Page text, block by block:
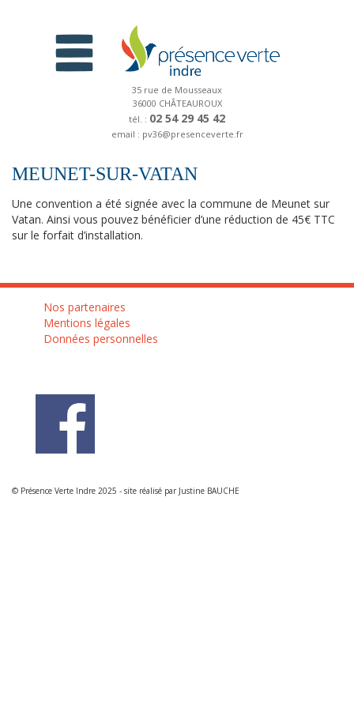
35 rue de Mousseaux
36000 CHÂTEAUROUX
tél. : 02 54 29 45 42
email : pv36@presenceverte.fr
MEUNET-SUR-VATAN
Une convention a été signée avec la commune de Meunet sur
Vatan. Ainsi vous pouvez bénéficier d’une réduction de 45€ TTC
sur le forfait d’installation.
Nos partenaires
Mentions légales
Données personnelles
© Présence Verte Indre 2025 - site réalisé par Justine BAUCHE